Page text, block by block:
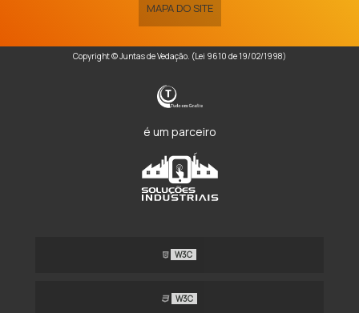
MAPA DO SITE
Copyright © Juntas de Vedação. (Lei 9610 de 19/02/1998)
é um parceiro
W3C
W3C